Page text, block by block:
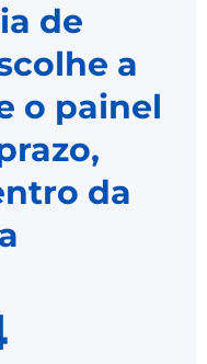
de
a
o painel
da